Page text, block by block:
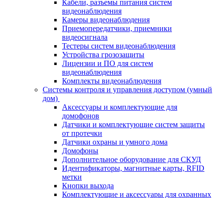
Кабели, разъемы питания систем
видеонаблюдения
Камеры видеонаблюдения
Приемопередатчики, приемники
видеосигнала
Тестеры систем видеонаблюдения
Устройства грозозащиты
Лицензии и ПО для систем
видеонаблюдения
Комплекты видеонаблюдения
Системы контроля и управления доступом (умный
дом)
Аксессуары и комплектующие для
домофонов
Датчики и комплектующие систем защиты
от протечки
Датчики охраны и умного дома
Домофоны
Дополнительное оборудование для СКУД
Идентификаторы, магнитные карты, RFID
метки
Кнопки выхода
Комплектующие и аксессуары для охранных